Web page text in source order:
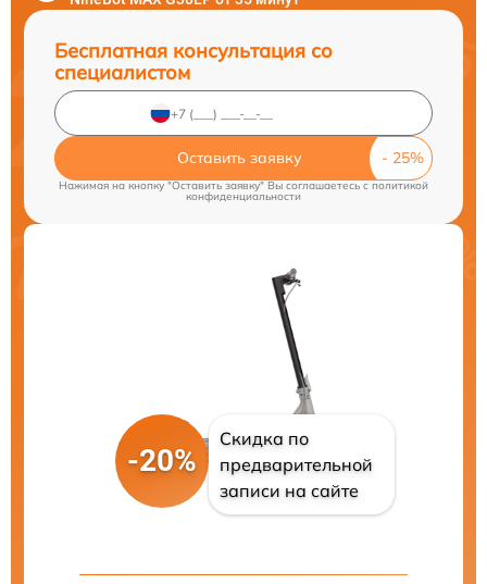
Бесплатная консультация со
специалистом
Оставить заявку
Нажимая на кнопку "Оставить заявку" Вы соглашаетесь c политикой
конфиденциальности
-20%
Скидка по
предварительной
записи на сайте